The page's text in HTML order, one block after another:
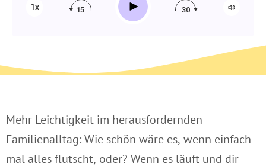
1x 15 Play 30
Mehr Leichtigkeit im herausfordernden
Familienalltag: Wie schön wäre es, wenn einfach
mal alles flutscht, oder? Wenn es läuft und dir